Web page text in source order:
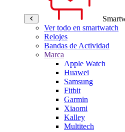
Ver todo en smartwatch
Relojes
Bandas de Actividad
Marca
Apple Watch
Huawei
Samsung
Fitbit
Garmin
Xiaomi
Kalley
Multitech